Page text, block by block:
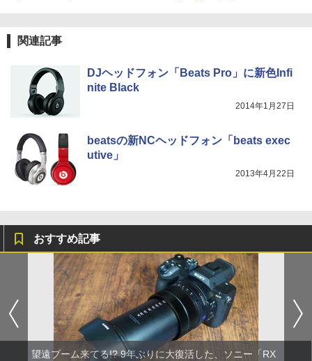
関連記事
DJヘッドフォン「Beats Pro」に新色Infi
nite Black
2014年1月27日
beatsの新NCヘッドフォン「beats exec
utive」
2013年4月22日
おすすめ記事
望遠ブーム来てる!? 9年ぶりに大復活した、ソニー「RX